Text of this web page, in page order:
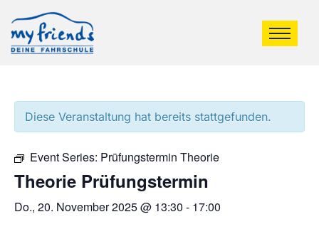
Diese Veranstaltung hat bereits stattgefunden.
Event Series: Prüfungstermin Theorie
Theorie Prüfungstermin
Do., 20. November 2025 @ 13:30 - 17:00